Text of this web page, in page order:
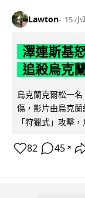
Lawton 15 小
澤連斯基
追殺烏克
烏克蘭克爾松一
傷，影片由烏克
「狩獵式」攻擊
82 45 ↗